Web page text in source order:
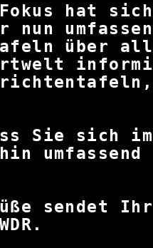
hat
nun
über
Sie sich
sendet
des